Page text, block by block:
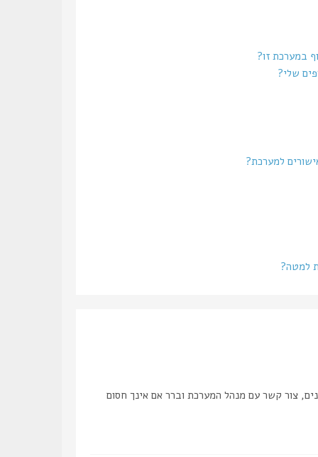
במערכת זו?
שלי?
למערכת?
למטה?
צור קשר עם מנהל המערכת וברר אם אינך חסום